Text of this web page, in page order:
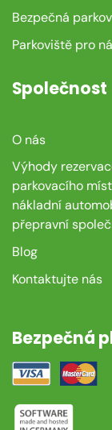
Bezpečná
Parkoviště pro
Společnost
O nás
Výhody
parkovacího
nákladní
přepravní
Blog
Kontaktujte nás
Bezpečná